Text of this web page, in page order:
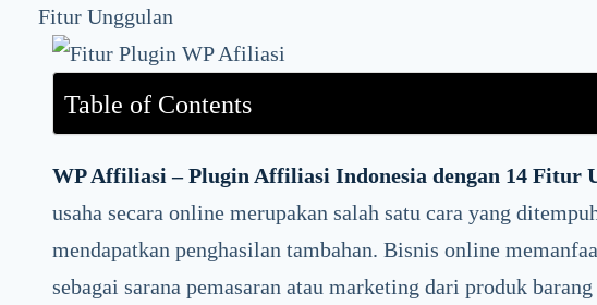
Fitur Unggulan
Table of Contents
WP Affiliasi – Plugin Affiliasi Indonesia dengan 14 Fitur
usaha secara online merupakan salah satu cara yang
mendapatkan penghasilan tambahan. Bisnis online
sebagai sarana pemasaran atau marketing dari produk